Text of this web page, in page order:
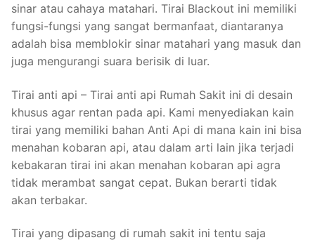
sinar atau cahaya matahari. Tirai Blackout ini memiliki
fungsi-fungsi yang sangat bermanfaat, diantaranya
adalah bisa memblokir sinar matahari yang masuk dan
juga mengurangi suara berisik di luar.
Tirai anti api – Tirai anti api Rumah Sakit ini di desain
khusus agar rentan pada api. Kami menyediakan kain
tirai yang memiliki bahan Anti Api di mana kain ini bisa
menahan kobaran api, atau dalam arti lain jika terjadi
kebakaran tirai ini akan menahan kobaran api agra
tidak merambat sangat cepat. Bukan berarti tidak
akan terbakar.
Tirai yang dipasang di rumah sakit ini tentu saja